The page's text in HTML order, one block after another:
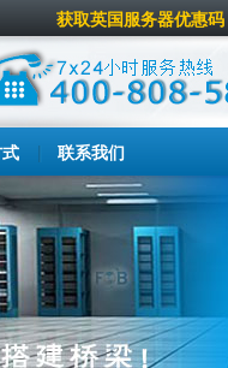
获取英国服务器优惠码
联系我们